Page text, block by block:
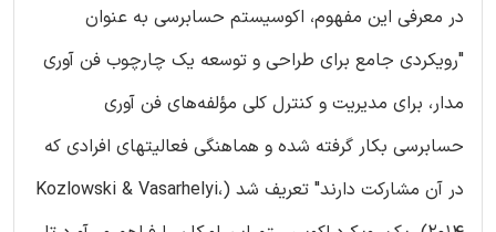
در معرفی این مفهوم، اکوسیستم حسابرسی به عنوان
"رویکردی جامع برای طراحی و توسعه یک چارچوب فن آوری
مدار، برای مدیریت و کنترل کلی مؤلفه‌های فن آوری
حسابرسی بکار گرفته شده و هماهنگی فعالیتهای افرادی که
در آن مشارکت دارند" تعریف شد (Kozlowski & Vasarhelyi،